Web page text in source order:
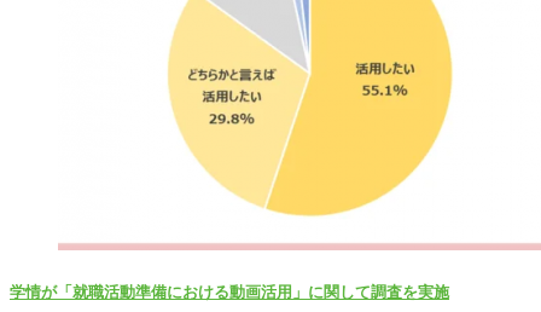
学情が「就職活動準備における動画活用」に関して調査を実施